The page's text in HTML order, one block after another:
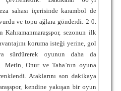
sahası içerisinde karambol de
ve topu ağlara gönderdi: 2-0.
Kahramanmaraşspor, sezonun ilk
koruma isteği yerine, gol
sürdürerek oyunun daha da
Metin, Onur ve Taha’nın oyuna
Ataklarını son dakikaya
kendine yakışan bir oyun